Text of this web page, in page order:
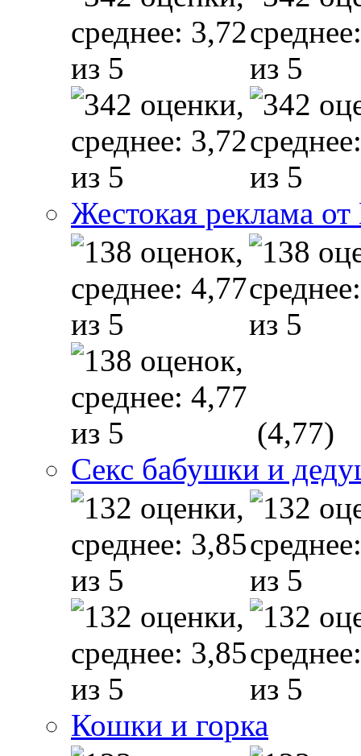
Жестокая реклама
(4,77)
Секс бабушки и
Кошки и горка